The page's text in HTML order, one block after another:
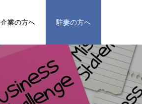
企業の方へ 駐妻の方へ